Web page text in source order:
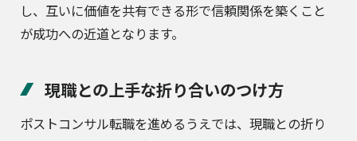
し、互いに価値を共有できる形で信頼関係を築くこと
が成功への近道となります。
現職との上手な折り合いのつけ方
ポストコンサル転職を進めるうえでは、現職との折り